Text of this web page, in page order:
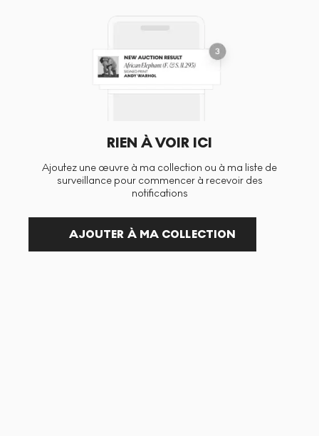
RIEN À VOIR ICI
Ajoutez une œuvre à ma collection ou à ma liste de
surveillance pour commencer à recevoir des
notifications
AJOUTER À MA COLLECTION